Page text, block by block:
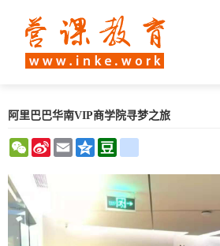
阿里巴巴华南VIP商学院寻梦之旅
WeChat
Sina
Weibo
EmailQzone